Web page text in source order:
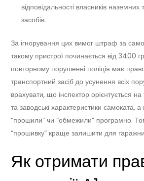
відповідальності власників
засобів.
За ігнорування цих вимог штраф за
такому пристрої починається від 3400
повторному порушенні поліція має
транспортний засіб до усунення всіх
врахувати, що інспектор орієнтується
та заводські характеристики самоката,
“прошили” чи “обмежили” програмно.
“прошивку” краще залишити для
Як отримати